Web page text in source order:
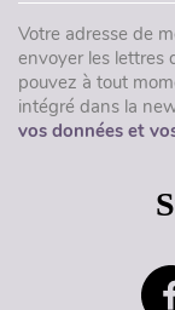
Votre adresse de
envoyer les lettres
pouvez à tout
intégré dans la
vos données et